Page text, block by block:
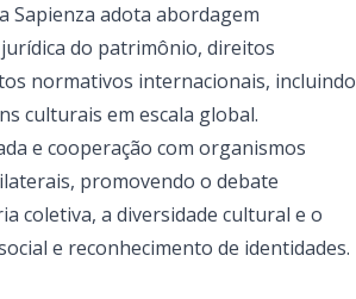
Sapienza adota abordagem
do patrimônio, direitos
normativos internacionais, incluindo
culturais em escala global.
e cooperação com organismos
promovendo o debate
coletiva, a diversidade cultural e o
e reconhecimento de identidades.